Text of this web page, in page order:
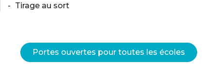
Tirage au sort
Portes ouvertes pour toutes les écoles